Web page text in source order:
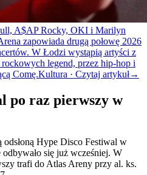
A$AP Rocky, OKI i Marilyn
zapowiada drugą połowę 2026
W Łodzi wystąpią artyści z
legend, przez hip-hop i
Comę.Kultura · Czytaj artykuł→
po raz pierwszy w
Hype Disco Festiwal w
się już wcześniej. W
trafi do Atlas Areny przy al. ks.